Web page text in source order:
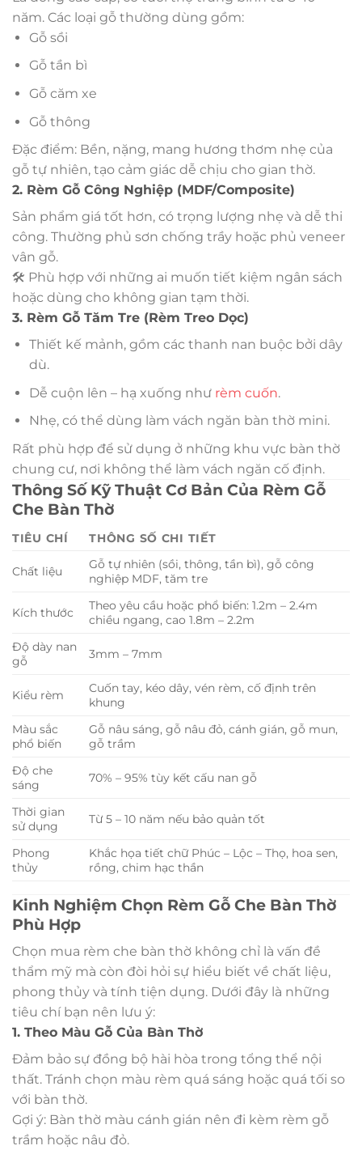
năm. Các loại gỗ thường dùng gồm:
Gỗ sồi
Gỗ tần bì
Gỗ căm xe
Gỗ thông
Đặc điểm: Bền, nặng, mang hương thơm nhẹ của
gỗ tự nhiên, tạo cảm giác dễ chịu cho gian thờ.
2. Rèm Gỗ Công Nghiệp (MDF/Composite)
Sản phẩm giá tốt hơn, có trọng lượng nhẹ và dễ thi
công. Thường phủ sơn chống trầy hoặc phủ veneer
vân gỗ.
🛠 Phù hợp với những ai muốn tiết kiệm ngân sách
hoặc dùng cho không gian tạm thời.
3. Rèm Gỗ Tăm Tre (Rèm Treo Dọc)
Thiết kế mảnh, gồm các thanh nan buộc bởi dây
dù.
Dễ cuộn lên – hạ xuống như rèm cuốn.
Nhẹ, có thể dùng làm vách ngăn bàn thờ mini.
Rất phù hợp để sử dụng ở những khu vực bàn thờ
chung cư, nơi không thể làm vách ngăn cố định.
Thông Số Kỹ Thuật Cơ Bản Của Rèm Gỗ
Che Bàn Thờ
TIÊU CHÍ THÔNG SỐ CHI TIẾT
Chất liệu
Gỗ tự nhiên (sồi, thông, tần bì), gỗ công
nghiệp MDF, tăm tre
Kích thước
Theo yêu cầu hoặc phổ biến: 1.2m – 2.4m
chiều ngang, cao 1.8m – 2.2m
Độ dày nan
gỗ
3mm – 7mm
Kiểu rèm
Cuốn tay, kéo dây, vén rèm, cố định trên
khung
Màu sắc
phổ biến
Gỗ nâu sáng, gỗ nâu đỏ, cánh gián, gỗ mun,
gỗ trầm
Độ che
sáng
70% – 95% tùy kết cấu nan gỗ
Thời gian
sử dụng
Từ 5 – 10 năm nếu bảo quản tốt
Phong
thủy
Khắc họa tiết chữ Phúc – Lộc – Thọ, hoa sen,
rồng, chim hạc thần
Kinh Nghiệm Chọn Rèm Gỗ Che Bàn Thờ
Phù Hợp
Chọn mua rèm che bàn thờ không chỉ là vấn đề
thẩm mỹ mà còn đòi hỏi sự hiểu biết về chất liệu,
phong thủy và tính tiện dụng. Dưới đây là những
tiêu chí bạn nên lưu ý:
1. Theo Màu Gỗ Của Bàn Thờ
Đảm bảo sự đồng bộ hài hòa trong tổng thể nội
thất. Tránh chọn màu rèm quá sáng hoặc quá tối so
với bàn thờ.
Gợi ý: Bàn thờ màu cánh gián nên đi kèm rèm gỗ
trầm hoặc nâu đỏ.